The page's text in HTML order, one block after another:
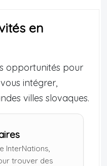
en
opportunités pour
intégrer,
villes slovaques.
InterNations,
trouver des